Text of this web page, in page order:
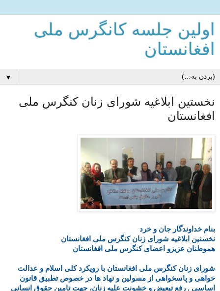
اولین جلسه کانگرس ملی
افغانستان
▼
نخستین ابلاغیه شورای زنان کنگرس ملی
افغانستان
بنام خداوندگار جان و خرد
نخستین ابلاغیه شورای زنان کنگرس ملی افغانستان
هموطنان عزیزو اعضای کنگرس ملی افغانستان
شورای زنان کنگرس ملی افغانستان با رویکرد کلی اسلام و عدالت
خواهی و پاسخواهی از مسولین و نهاد ها در خصوص تطبیق قانون
اساسی , رفع تبعیض و خشونت علیه زنان، جهت تامین حقوق انسانی